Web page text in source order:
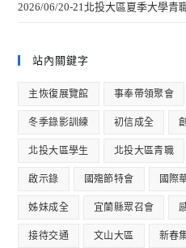
2026/06/20-21北投大區夏季大學青
站內關鍵字
主恢復展覽館 事奉帶領聚會
冬季錄影訓練 初信成全
北投大區學生 北投大區青職
啟示錄 國殤節特會 國際
姊妹成全 宜蘭縣眾召會
接待交通 文山大區 新春